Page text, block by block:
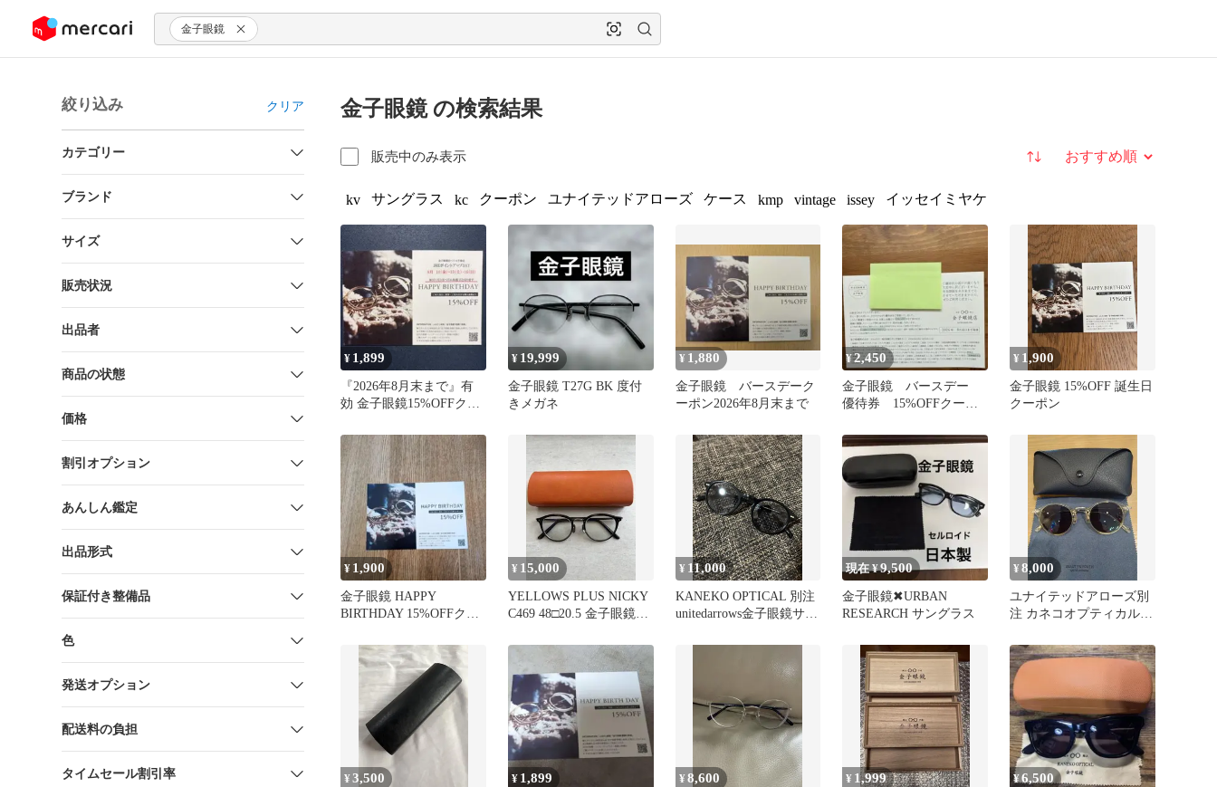
ツにスキップ 金子眼鏡
絞り込み クリア
カテゴリー
ブランド
サイズ
販売状況
出品者
商品の状態
価格
割引オプション
あんしん鑑定
出品形式
保証付き整備品
色
発送オプション
配送料の負担
タイムセール割引率
金子眼鏡 の検索結果
販売中のみ表示 並び替え
kv サングラス kc クーポン ユナイテッドアローズ ケース kmp vintage issey イッセイミヤケ
¥ 1,899
『2026年8月末まで』有
効 金子眼鏡15%OFFクー
¥ 19,999
金子眼鏡 T27G BK 度付
きメガネ
¥ 1,880
金子眼鏡 バースデーク
ーポン2026年8月末まで
¥2,450
金子眼鏡 バースデー
優待券 15%OFFクーポ
¥ 1,900
金子眼鏡 15%OFF 誕生日
クーポン
¥ 1,900
金子眼鏡 HAPPY
BIRTHDAY 15%OFFクー
¥ 15,000
YELLOWS PLUS NICKY
C469 48□20.5 金子眼鏡ケ
¥ 11,000
KANEKO OPTICAL 別注
unitedarrows金子眼鏡サン
現在 ¥9,500
金子眼鏡✖︎URBAN
RESEARCH サングラス
¥8,000
ユナイテッドアローズ別
注 カネコオプティカル
¥3,500 ¥ 1,899 ¥8,600 ¥ 1,999 ¥6,500